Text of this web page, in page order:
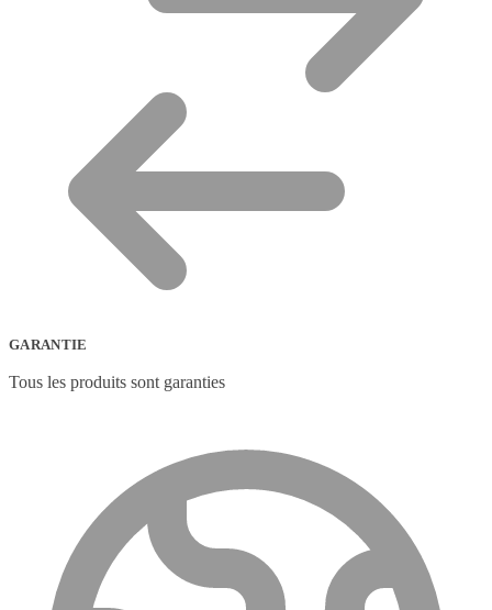
GARANTIE
Tous les produits sont garanties